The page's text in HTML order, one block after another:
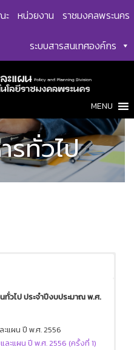
ะ หน่วยงาน ราชมงคลพระนคร
ระบบสารสนเทศองค์กร
MENU
รทั่วไป
ทั่วไป ประจำปีงบประมาณ พ.ศ.
แผน ปี พ.ศ. 2556
ละแผน ปี พ.ศ. 2556 (ครั้งที่ 1)